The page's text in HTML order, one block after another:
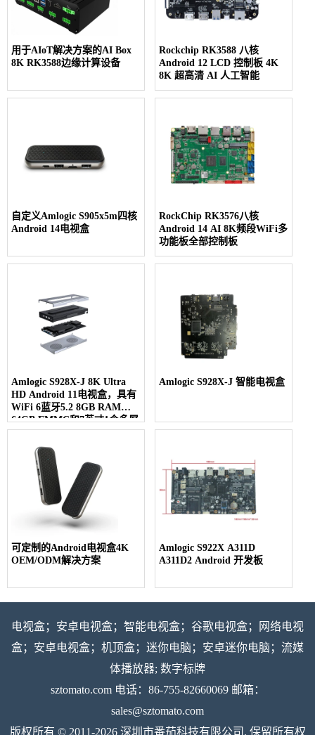
用于AIoT解决方案的AI Box
8K RK3588边缘计算设备
Rockchip RK3588 八核
Android 12 LCD 控制板 4K
8K 超高清 AI 人工智能
自定义Amlogic S905x5m四核
Android 14电视盒
RockChip RK3576八核
Android 14 AI 8K频段WiFi多
功能板全部控制板
Amlogic S928X-J 8K Ultra
HD Android 11电视盒，具有
WiFi 6蓝牙5.2 8GB RAM
64GB EMMC和7英寸1个多屏
幕显示器
Amlogic S928X-J 智能电视盒
可定制的Android电视盒4K
OEM/ODM解决方案
Amlogic S922X A311D
A311D2 Android 开发板
电视盒；安卓电视盒；智能电视盒；谷歌电视盒；网络电视
盒；安卓电视盒；机顶盒；迷你电脑；安卓迷你电脑；流媒
体播放器; 数字标牌
sztomato.com电话：86-755-82660069 邮箱：
sales@sztomato.com
版权所有 © 2011-2026 深圳市番茄科技有限公司. 保留所有权